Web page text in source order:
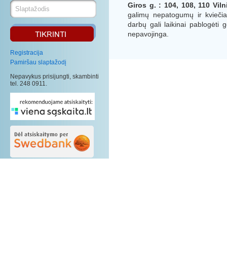
Registracija
Pamiršau slaptažodį
Nepavykus prisijungti, skambinti
tel. 248 0911.
Giros g. : 104, 108, 110
galimų nepatogumų ir
darbų gali laikinai pablogėti
nepavojinga.